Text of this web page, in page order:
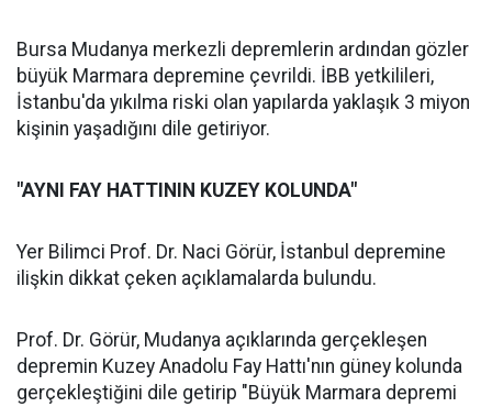
Bursa Mudanya merkezli depremlerin ardından gözler
büyük Marmara depremine çevrildi. İBB yetkilileri,
İstanbu'da yıkılma riski olan yapılarda yaklaşık 3 miyon
kişinin yaşadığını dile getiriyor.
"AYNI FAY HATTININ KUZEY KOLUNDA"
Yer Bilimci Prof. Dr. Naci Görür, İstanbul depremine
ilişkin dikkat çeken açıklamalarda bulundu.
Prof. Dr. Görür, Mudanya açıklarında gerçekleşen
depremin Kuzey Anadolu Fay Hattı'nın güney kolunda
gerçekleştiğini dile getirip "Büyük Marmara depremi